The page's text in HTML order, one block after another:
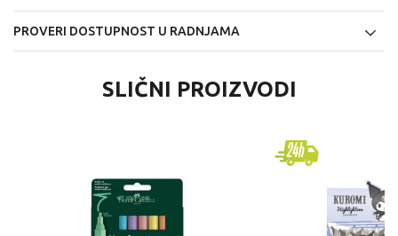
PROVERI DOSTUPNOST U RADNJAMA
SLIČNI PROIZVODI